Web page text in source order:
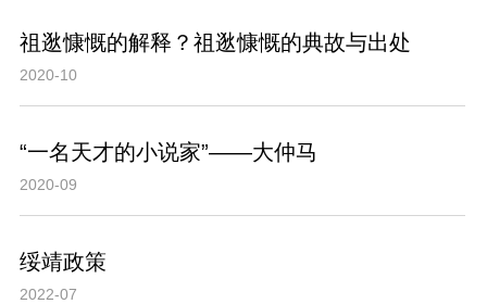
祖逖慷慨的解释？祖逖慷慨的典故与出处
2020-10
“一名天才的小说家”——大仲马
2020-09
绥靖政策
2022-07